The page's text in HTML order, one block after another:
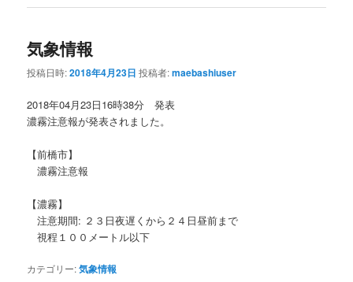
気象情報
投稿日時:2018年4月23日 投稿者:maebashiuser
2018年04月23日16時38分 発表
濃霧注意報が発表されました。
【前橋市】
濃霧注意報
【濃霧】
注意期間: ２３日夜遅くから２４日昼前まで
視程１００メートル以下
カテゴリー:気象情報